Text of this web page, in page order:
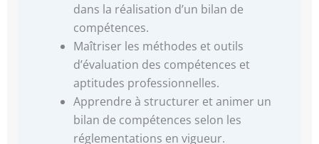
dans la réalisation d’un bilan de
compétences.
Maîtriser les méthodes et outils
d’évaluation des compétences et
aptitudes professionnelles.
Apprendre à structurer et animer un
bilan de compétences selon les
réglementations en vigueur.